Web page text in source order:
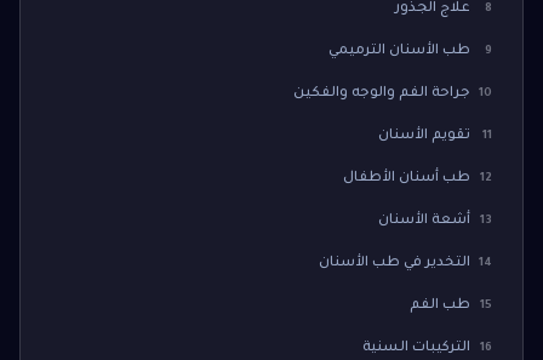
8 علاج الجذور
9 طب الأسنان الترميمي
10 جراحة الفم والوجه والفكين
11 تقويم الأسنان
12 طب أسنان الأطفال
13 أشعة الأسنان
14 التخدير في طب الأسنان
15 طب الفم
16 التركيبات السنية